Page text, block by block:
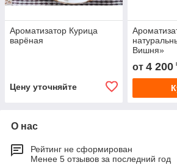
Ароматизатор Курица
варёная
Цену уточняйте
Вишня»
от 4 200
О нас
Рейтинг не сформирован
Менее 5 отзывов за последний год